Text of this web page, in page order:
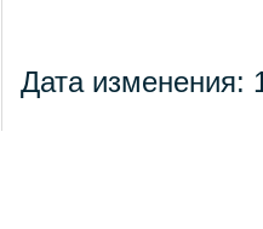
Дата изменения: